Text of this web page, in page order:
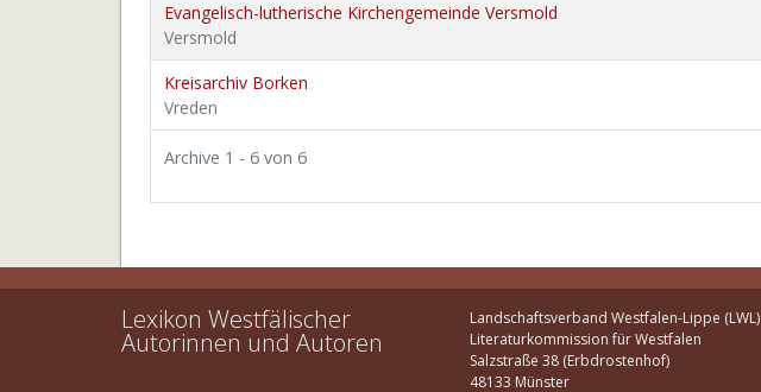
Evangelisch-lutherische Kirchengemeinde Versmold
Versmold
Kreisarchiv Borken
Vreden
Archive 1 - 6 von 6
Lexikon Westfälischer
Autorinnen und Autoren
Landschaftsverband Westfalen-Lippe (LWL)
Literaturkommission für Westfalen
Salzstraße 38 (Erbdrostenhof)
48133 Münster